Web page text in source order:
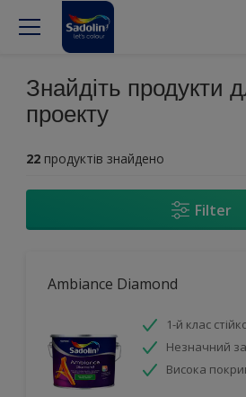
Знайдіть продукти
проекту
22 продуктів знайдено
Filter
Ambiance Diamond
1-й клас
Незначний
Висока